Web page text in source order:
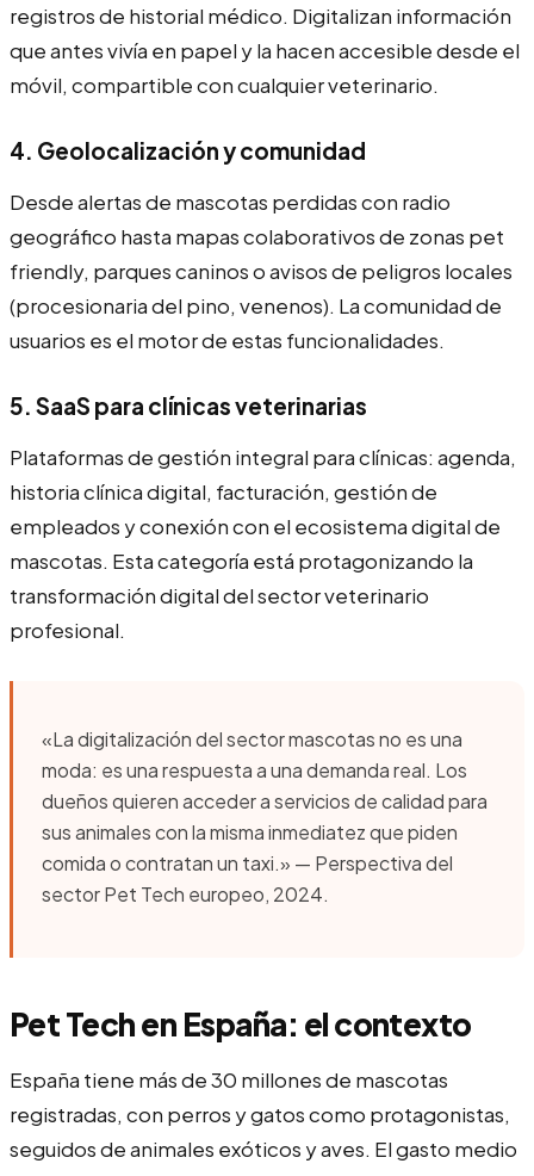
registros de historial médico. Digitalizan información
que antes vivía en papel y la hacen accesible desde el
móvil, compartible con cualquier veterinario.
4. Geolocalización y comunidad
Desde alertas de mascotas perdidas con radio
geográfico hasta mapas colaborativos de zonas pet
friendly, parques caninos o avisos de peligros locales
(procesionaria del pino, venenos). La comunidad de
usuarios es el motor de estas funcionalidades.
5. SaaS para clínicas veterinarias
Plataformas de gestión integral para clínicas: agenda,
historia clínica digital, facturación, gestión de
empleados y conexión con el ecosistema digital de
mascotas. Esta categoría está protagonizando la
transformación digital del sector veterinario
profesional.
«La digitalización del sector mascotas no es una
moda: es una respuesta a una demanda real. Los
dueños quieren acceder a servicios de calidad para
sus animales con la misma inmediatez que piden
comida o contratan un taxi.» — Perspectiva del
sector Pet Tech europeo, 2024.
Pet Tech en España: el contexto
España tiene más de 30 millones de mascotas
registradas, con perros y gatos como protagonistas,
seguidos de animales exóticos y aves. El gasto medio